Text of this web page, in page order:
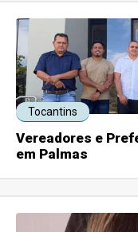
Tocantins
Vereadores e
em Palmas